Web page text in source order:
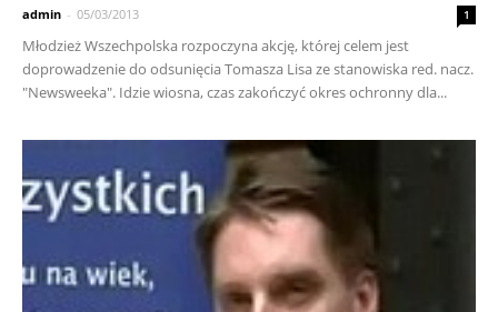
admin - 05/03/2013 1
Młodzież Wszechpolska rozpoczyna akcję, której celem jest
doprowadzenie do odsunięcia Tomasza Lisa ze stanowiska red. nacz.
"Newsweeka". Idzie wiosna, czas zakończyć okres ochronny dla...